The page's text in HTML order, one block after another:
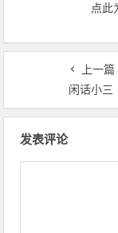
点此
上一篇
闲话小三
发表评论